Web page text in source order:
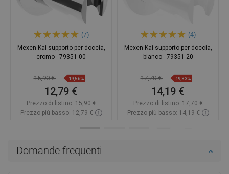
Domande frequenti
(7)
Mexen Kai supporto per doccia,
cromo - 79351-00
15,90 € -19,56%
12,79 €
Prezzo di listino: 15,90 €
Prezzo più basso: 12,79 €
(4)
Mexen Kai supporto per doccia,
bianco - 79351-20
17,70 € -19,83%
14,19 €
Prezzo di listino: 17,70 €
Prezzo più basso: 14,19 €